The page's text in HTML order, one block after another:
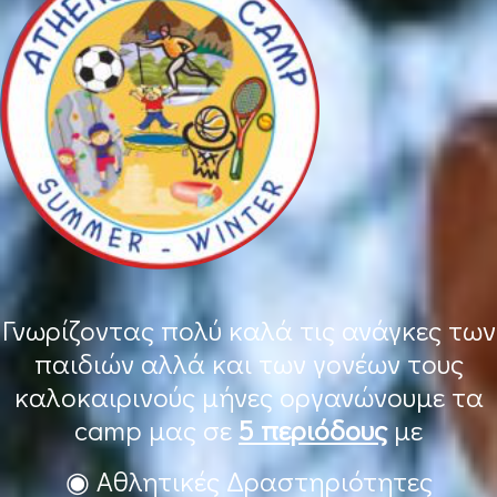
Γνωρίζοντας πολύ καλά τις ανάγκες των
παιδιών αλλά και των γονέων τους
καλοκαιρινούς μήνες οργανώνουμε τα
camp μας σε 5 περιόδουςμε
◉ Αθλητικές Δραστηριότητες